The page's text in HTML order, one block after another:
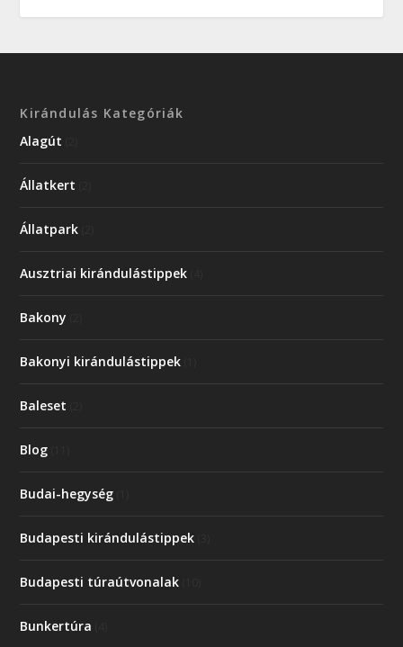
Kirándulás Kategóriák
Alagút
Állatkert
Állatpark
Ausztriai kirándulástippek
Bakony
Bakonyi kirándulástippek
Baleset
Blog
Budai-hegység
Budapesti kirándulástippek
Budapesti túraútvonalak
Bunkertúra